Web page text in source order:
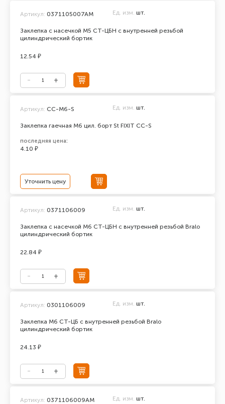
Заклепка с насечкой М5 СТ-ЦБН с внутренней резьбой
цилиндрический бортик
Артикул: 0371105007АМ Ед. изм. шт.
12.54 ₽
Заклепка гаечная М6 цил. борт St FIXIT CC-S
Артикул: CC-М6-S Ед. изм. шт.
последняя цена:
4.10 ₽
Уточнить цену
Заклепка с насечкой М6 СТ-ЦБН с внутренней резьбой Bralo
цилиндрический бортик
Артикул: 0371106009 Ед. изм. шт.
22.84 ₽
Заклепка М6 СТ-ЦБ с внутренней резьбой Bralo
цилиндрический бортик
Артикул: 0301106009 Ед. изм. шт.
24.13 ₽
Артикул: 0371106009АМ Ед. изм. шт.